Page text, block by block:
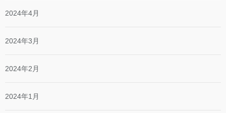
2024年4月
2024年3月
2024年2月
2024年1月